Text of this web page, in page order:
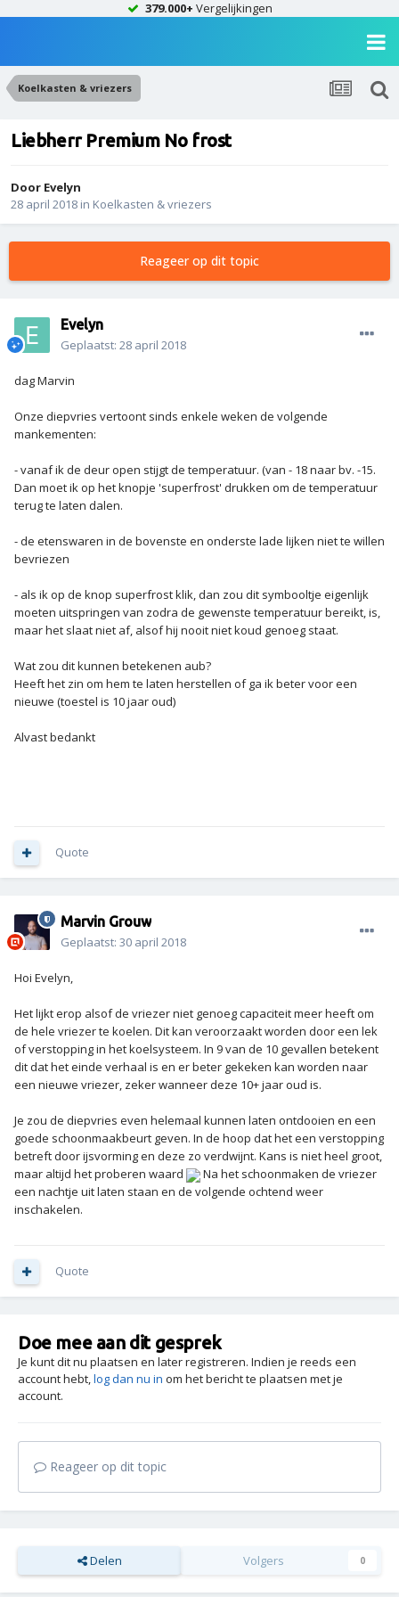
379.000+ Vergelijkingen
Koelkasten & vriezers
Liebherr Premium No frost
Door Evelyn
28 april 2018 in Koelkasten & vriezers
Reageer op dit topic
Evelyn
Geplaatst: 28 april 2018
dag Marvin
Onze diepvries vertoont sinds enkele weken de volgende
mankementen:
- vanaf ik de deur open stijgt de temperatuur. (van - 18 naar bv. -15.
Dan moet ik op het knopje 'superfrost' drukken om de temperatuur
terug te laten dalen.
- de etenswaren in de bovenste en onderste lade lijken niet te willen
bevriezen
- als ik op de knop superfrost klik, dan zou dit symbooltje eigenlijk
moeten uitspringen van zodra de gewenste temperatuur bereikt, is,
maar het slaat niet af, alsof hij nooit niet koud genoeg staat.
Wat zou dit kunnen betekenen aub?
Heeft het zin om hem te laten herstellen of ga ik beter voor een
nieuwe (toestel is 10 jaar oud)
Alvast bedankt
Quote
Marvin Grouw
Geplaatst: 30 april 2018
Hoi Evelyn,
Het lijkt erop alsof de vriezer niet genoeg capaciteit meer heeft om
de hele vriezer te koelen. Dit kan veroorzaakt worden door een lek
of verstopping in het koelsysteem. In 9 van de 10 gevallen betekent
dit dat het einde verhaal is en er beter gekeken kan worden naar
een nieuwe vriezer, zeker wanneer deze 10+ jaar oud is.
Je zou de diepvries even helemaal kunnen laten ontdooien en een
goede schoonmaakbeurt geven. In de hoop dat het een verstopping
betreft door ijsvorming en deze zo verdwijnt. Kans is niet heel groot,
maar altijd het proberen waard
Na het schoonmaken de vriezer
een nachtje uit laten staan en de volgende ochtend weer
inschakelen.
Quote
Doe mee aan dit gesprek
Je kunt dit nu plaatsen en later registreren. Indien je reeds een
account hebt,log dan nu in om het bericht te plaatsen met je
account.
Reageer op dit topic
Delen Volgers 0